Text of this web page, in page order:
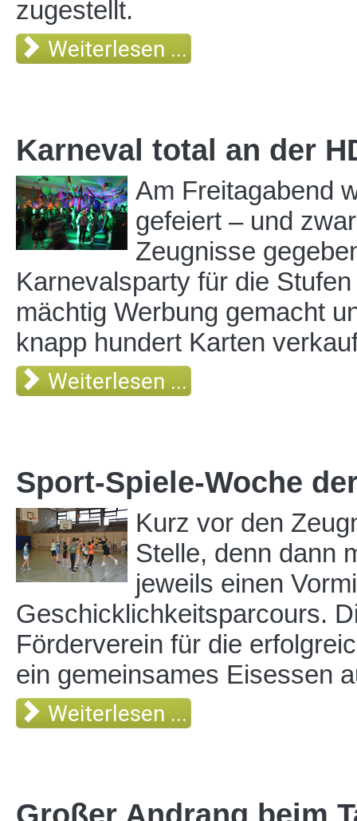
zugestellt.
Weiterlesen ...
Karneval total an der
Am Freitagabend
gefeiert – und
Zeugnisse
Karnevalsparty für die
mächtig Werbung gemacht
knapp hundert Karten
Weiterlesen ...
Sport-Spiele-Woche
Kurz vor den
Stelle, denn dann
jeweils einen
Geschicklichkeitsparcours.
Förderverein für die
ein gemeinsames Eisessen
Weiterlesen ...